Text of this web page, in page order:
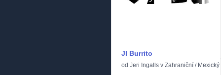
JI Burrito
od Jeri Ingalls v Zahraniční / Mexický